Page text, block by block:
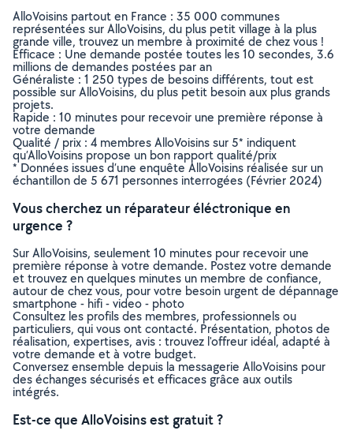
AlloVoisins partout en France : 35 000 communes
représentées sur AlloVoisins, du plus petit village à la plus
grande ville, trouvez un membre à proximité de chez vous !
Efficace : Une demande postée toutes les 10 secondes, 3.6
millions de demandes postées par an
Généraliste : 1 250 types de besoins différents, tout est
possible sur AlloVoisins, du plus petit besoin aux plus grands
projets.
Rapide : 10 minutes pour recevoir une première réponse à
votre demande
Qualité / prix : 4 membres AlloVoisins sur 5* indiquent
qu’AlloVoisins propose un bon rapport qualité/prix
* Données issues d’une enquête AlloVoisins réalisée sur un
échantillon de 5 671 personnes interrogées (Février 2024)
Vous cherchez un réparateur éléctronique en
urgence ?
Sur AlloVoisins, seulement 10 minutes pour recevoir une
première réponse à votre demande. Postez votre demande
et trouvez en quelques minutes un membre de confiance,
autour de chez vous, pour votre besoin urgent de dépannage
smartphone - hifi - video - photo
Consultez les profils des membres, professionnels ou
particuliers, qui vous ont contacté. Présentation, photos de
réalisation, expertises, avis : trouvez l'offreur idéal, adapté à
votre demande et à votre budget.
Conversez ensemble depuis la messagerie AlloVoisins pour
des échanges sécurisés et efficaces grâce aux outils
intégrés.
Est-ce que AlloVoisins est gratuit ?